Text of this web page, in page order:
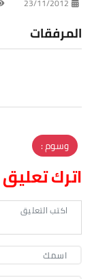
23/11/2012
المرفقات
وسوم :
اترك تعليق